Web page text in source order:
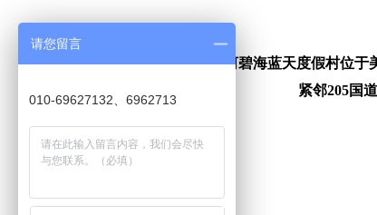
南戴河碧海蓝天度假村位于
紧邻205国
请您留言
010-69627132、6962713